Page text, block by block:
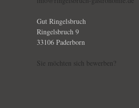
Gut Ringelsbruch
Ringelsbruch 9
33106 Paderborn
Sie möchten sich bewerben?